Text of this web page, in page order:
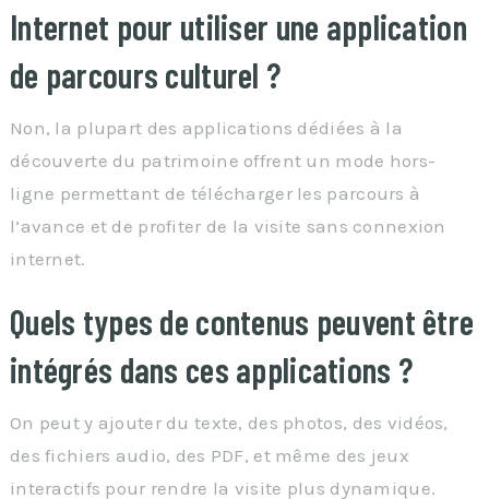
Internet pour utiliser une application
de parcours culturel ?
Non, la plupart des applications dédiées à la
découverte du patrimoine offrent un mode hors-
ligne permettant de télécharger les parcours à
l’avance et de profiter de la visite sans connexion
internet.
Quels types de contenus peuvent être
intégrés dans ces applications ?
On peut y ajouter du texte, des photos, des vidéos,
des fichiers audio, des PDF, et même des jeux
interactifs pour rendre la visite plus dynamique.